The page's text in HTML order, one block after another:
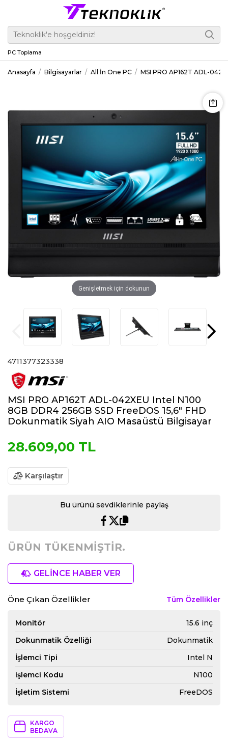
PC Toplama
Anasayfa Bilgisayarlar All İn One PC MSI PRO AP162T ADL-
Genişletmek için dokunun
4711377323338
MSI PRO AP162T ADL-042XEU Intel N100
8GB DDR4 256GB SSD FreeDOS 15,6" FHD
Dokunmatik Siyah AIO Masaüstü Bilgisayar
28.609,00 TL
Karşılaştır
Bu ürünü sevdiklerinle paylaş
ÜRÜN TÜKENMİŞTİR.
GELİNCE HABER VER
Öne Çıkan Özellikler Tüm Özellikler
Monitör
15.6 inç
Dokunmatik Özelliği
Dokunmatik
İşlemci Tipi
Intel N
işlemci Kodu
N100
İşletim Sistemi
FreeDOS
KARGO
BEDAVA